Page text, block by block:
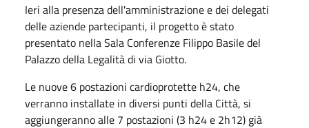
Ieri alla presenza dell'amministrazione e dei delegati
delle aziende partecipanti, il progetto è stato
presentato nella Sala Conferenze Filippo Basile del
Palazzo della Legalità di via Giotto.
Le nuove 6 postazioni cardioprotette h24, che
verranno installate in diversi punti della Città, si
aggiungeranno alle 7 postazioni (3 h24 e 2h12) già